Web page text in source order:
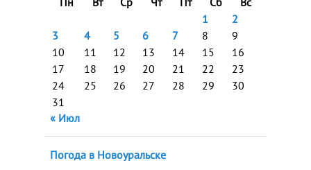
1
2
3
4 5 6 7 8
9
10
11 12 13 14 15
16
17
18 19 20 21 22
23
24
25 26 27 28 29
30
31
« Июл
Погода в Новоуральске